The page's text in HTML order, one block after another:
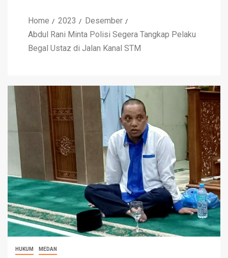
Home 2023
Desember
Abdul Rani Minta Polisi Segera Tangkap Pelaku
Begal Ustaz di Jalan Kanal STM
HUKUM MEDAN